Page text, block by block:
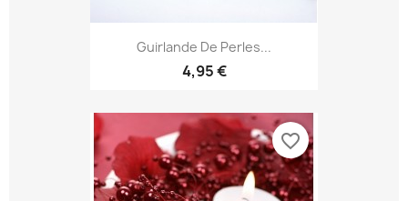
Guirlande De Perles...
4,95 €
favorite_border